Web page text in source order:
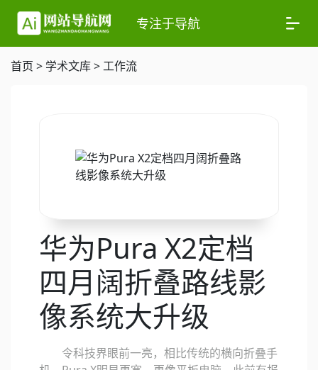
专注于导航
首页 > 学术文库>工作流
华为Pura X2定档
四月阔折叠路线影
像系统大升级
令科技界眼前一亮，相比传统的横向折叠手